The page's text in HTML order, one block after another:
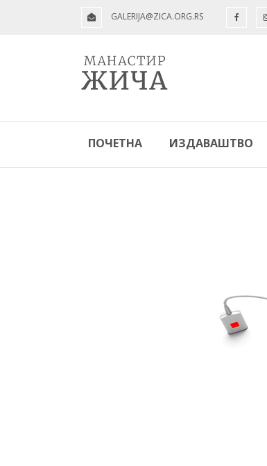
GALERIJA@ZICA.ORG.RS
ПОЧЕТНА ИЗДАВАШТВО